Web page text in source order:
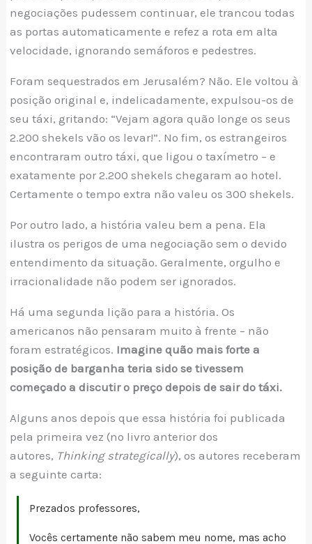
negociações pudessem continuar, ele trancou todas
as portas automaticamente e refez a rota em alta
velocidade, ignorando semáforos e pedestres.
Foram sequestrados em Jerusalém? Não. Ele voltou à
posição original e, indelicadamente, expulsou-os de
seu táxi, gritando: “Vejam agora quão longe os seus
2.200 shekels vão os levar!”. No fim, os estrangeiros
encontraram outro táxi, que ligou o taxímetro – e
exatamente por 2.200 shekels chegaram ao hotel.
Certamente o tempo extra não valeu os 300 shekels.
Por outro lado, a história valeu bem a pena. Ela
ilustra os perigos de uma negociação sem o devido
entendimento da situação. Geralmente, orgulho e
irracionalidade não podem ser ignorados.
Há uma segunda lição para a história. Os
americanos não pensaram muito à frente – não
foram estratégicos. Imagine quão mais forte a
posição de barganha teria sido se tivessem
começado a discutir o preço depois de sair do táxi.
Alguns anos depois que essa história foi publicada
pela primeira vez (no livro anterior dos
autores, Thinking strategically), os autores receberam
a seguinte carta:
Prezados professores,
Vocês certamente não sabem meu nome, mas acho